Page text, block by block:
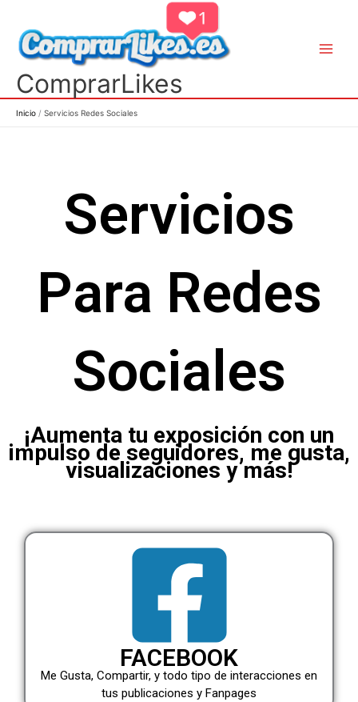
contenido
ComprarLikes
Inicio Servicios Redes Sociales
Servicios
Para Redes
Sociales
¡Aumenta tu exposición con un
impulso de seguidores, me gusta,
visualizaciones y más!
FACEBOOK
Me Gusta, Compartir, y todo tipo de interacciones en
tus publicaciones y Fanpages